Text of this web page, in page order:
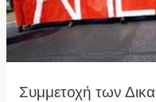
τ
ή
Συμμετοχή των